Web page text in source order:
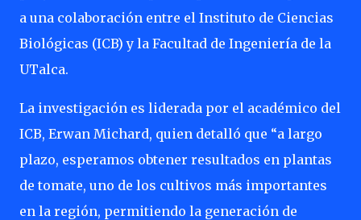
a una colaboración entre el Instituto de Ciencias
Biológicas (ICB) y la Facultad de Ingeniería de la
UTalca.
La investigación es liderada por el académico del
ICB, Erwan Michard, quien detalló que “a largo
plazo, esperamos obtener resultados en plantas
de tomate, uno de los cultivos más importantes
en la región, permitiendo la generación de